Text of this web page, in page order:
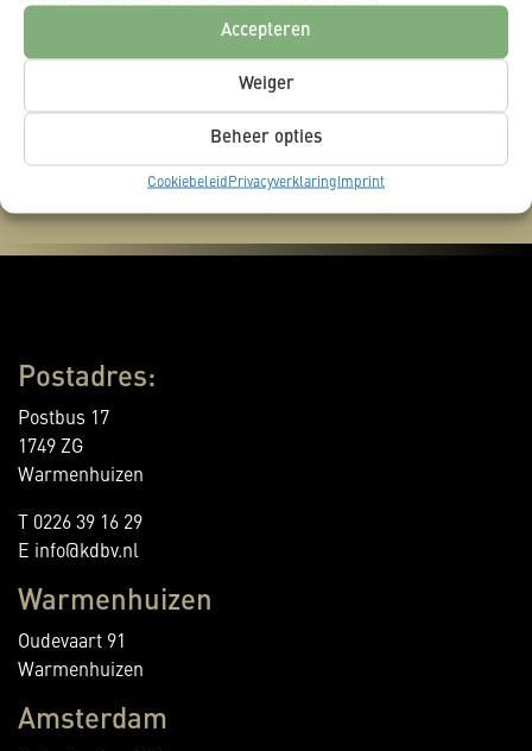
Accepteren
Weiger
Beheer opties
Cookiebeleid Privacyverklaring Imprint
Postadres:
Postbus 17
1749 ZG
Warmenhuizen
T 0226 39 16 29
E info@kdbv.nl
Warmenhuizen
Oudevaart 91
Warmenhuizen
Amsterdam